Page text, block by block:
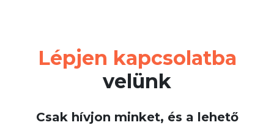
Lépjen kapcsolatba
velünk
Csak hívjon minket, és a lehető